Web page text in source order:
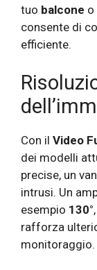
tuo balcone o
consente di
efficiente.
Con il Video
dei modelli
precise, un
intrusi. Un
esempio 130°
rafforza
monitoraggio.